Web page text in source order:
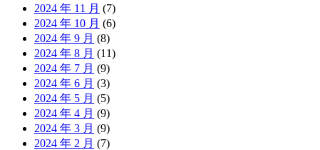
2024 年 11 月 (7)
2024 年 10 月 (6)
2024 年 9 月 (8)
2024 年 8 月 (11)
2024 年 7 月 (9)
2024 年 6 月 (3)
2024 年 5 月 (5)
2024 年 4 月 (9)
2024 年 3 月 (9)
2024 年 2 月 (7)